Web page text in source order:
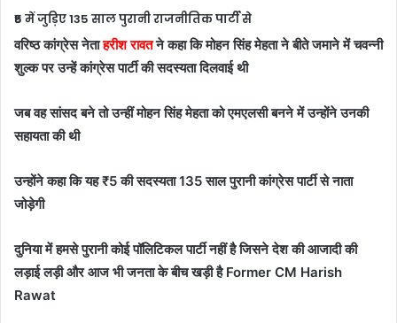
₹5 में जुड़िए 135 साल पुरानी राजनीतिक पार्टी से
वरिष्ठ कांग्रेस नेताहरीश रावतने कहा कि मोहन सिंह मेहता ने बीते जमाने में चवन्नी
शुल्क पर उन्हें कांग्रेस पार्टी की सदस्यता दिलवाई थी
जब वह सांसद बने तो उन्हीं मोहन सिंह मेहता को एमएलसी बनने में उन्होंने उनकी
सहायता की थी
उन्होंने कहा कि यह ₹5 की सदस्यता 135 साल पुरानी कांग्रेस पार्टी से नाता
जोड़ेगी
दुनिया में हमसे पुरानी कोई पॉलिटिकल पार्टी नहीं है जिसने देश की आजादी की
लड़ाई लड़ी और आज भी जनता के बीच खड़ी है Former CM Harish
Rawat